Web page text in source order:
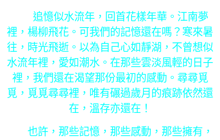
追憶似水流年，回首花樣年華。江南夢
裡，楊柳飛花。可我們的記憶還在嗎？寒來暑
往，時光飛逝。以為自己心如靜湖，不曾想似
水流年裡，愛如潮水。在那些雲淡風輕的日子
裡，我們還在渴望那份最初的感動。尋尋覓
覓，覓覓尋尋裡，唯有碾過歲月的痕跡依然還
在，溫存亦還在！
也許，那些記憶，那些感動，那些擁有，